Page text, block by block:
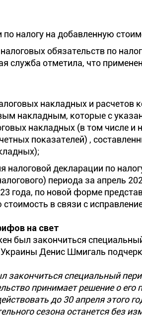
по налогу на добавленную
обязательств по
служба отметила, что
накладных и расчетов
накладным, которые с
накладных (в том числе
показателей) ,
налоговой декларации по
периода за апрель
года, по новой форме
стоимость в связи с
на свет
был закончиться
Денис Шмигаль
закончиться специальный
принимает решение о
до 30 апреля этого
сезона останется без